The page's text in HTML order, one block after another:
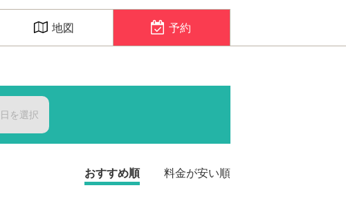
地図 予約
を選択
おすすめ順 料金が安い順